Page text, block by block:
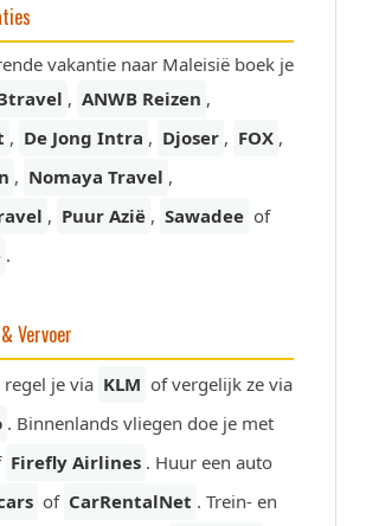
vakantie naar Maleisië boek je
, ANWB Reizen ,
, De Jong Intra , Djoser , FOX ,
, Nomaya Travel ,
, Puur Azië , Sawadee of
.
Vervoer
je via KLM of vergelijk ze via
. Binnenlands vliegen doe je met
Firefly Airlines . Huur een auto
of CarRentalNet . Trein- en